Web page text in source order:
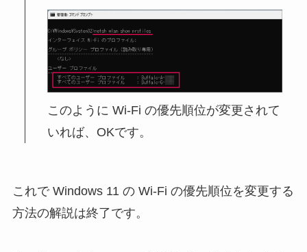
このように Wi-Fi の優先順位が変更されて
いれば、OKです。
これで Windows 11 の Wi-Fi の優先順位を変更する
方法の解説は終了です。